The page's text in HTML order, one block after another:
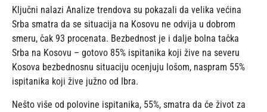
Ključni nalazi Analize trendova su pokazali da velika većina
Srba smatra da se situacija na Kosovu ne odvija u dobrom
smeru, čak 93 procenata. Bezbednost je i dalje bolna tačka
Srba na Kosovu – gotovo 85% ispitanika koji žive na severu
Kosova bezbednosnu situaciju ocenjuju lošom, naspram 55%
ispitanika koji žive južno od Ibra.
Nešto više od polovine ispitanika, 55%, smatra da će život za